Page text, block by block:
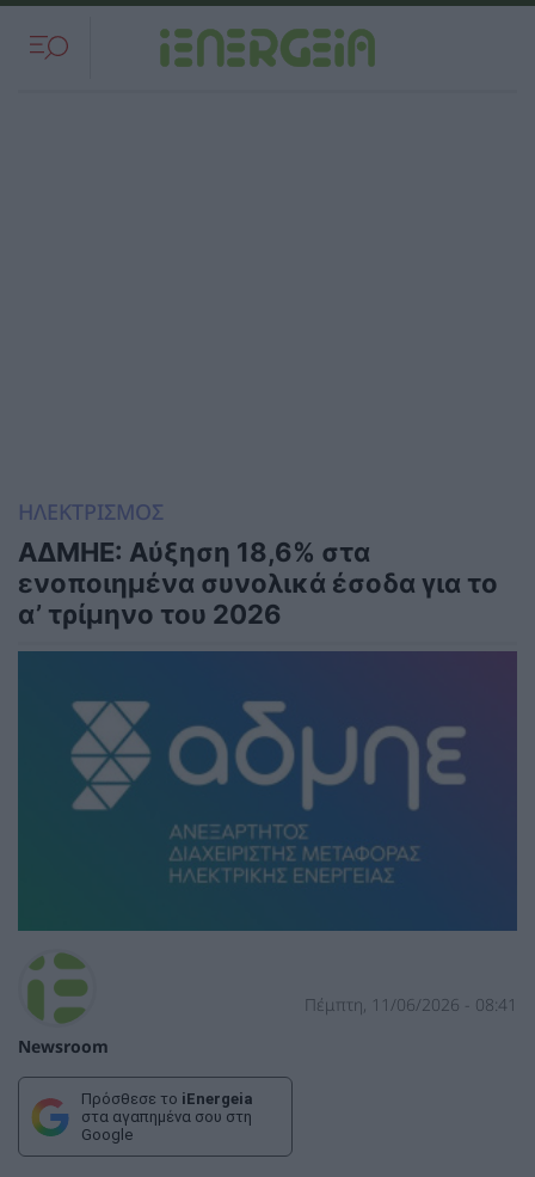
ΗΛΕΚΤΡΙΣΜΟΣ
ΑΔΜΗΕ: Αύξηση 18,6% στα
ενοποιημένα συνολικά έσοδα για το
α’ τρίμηνο του 2026
Newsroom
Πέμπτη, 11/06/2026 - 08:41
Πρόσθεσε το iEnergeia
στα αγαπημένα σου στη
Google